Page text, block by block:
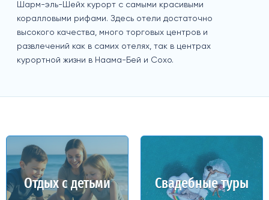
Шарм-эль-Шейх курорт с самыми красивыми
коралловыми рифами. Здесь отели достаточно
высокого качества, много торговых центров и
развлечений как в самих отелях, так в центрах
курортной жизни в Наама-Бей и Сохо.
Отдых с детьми Свадебные туры